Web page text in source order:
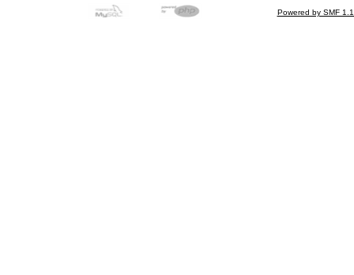
Powered by SMF